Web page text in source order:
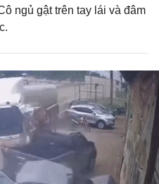
ngủ gật trên tay lái và đâm